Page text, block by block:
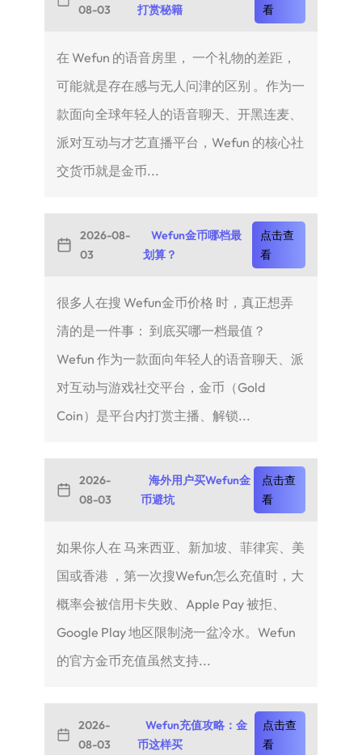
08-03
打赏秘籍
看
在 Wefun 的语音房里， 一个礼物的差距，
可能就是存在感与无人问津的区别 。作为一
款面向全球年轻人的语音聊天、开黑连麦、
派对互动与才艺直播平台，Wefun 的核心社
交货币就是金币...
2026-08-
03
Wefun金币哪档最
划算？
点击查
看
很多人在搜 Wefun金币价格 时，真正想弄
清的是一件事： 到底买哪一档最值？
Wefun 作为一款面向年轻人的语音聊天、派
对互动与游戏社交平台，金币（Gold
Coin）是平台内打赏主播、解锁...
2026-
08-03
海外用户买Wefun金
币避坑
点击查
看
如果你人在 马来西亚、新加坡、菲律宾、美
国或香港 ，第一次搜Wefun怎么充值时，大
概率会被信用卡失败、Apple Pay 被拒、
Google Play 地区限制浇一盆冷水。Wefun
的官方金币充值虽然支持...
2026-
08-03
Wefun充值攻略：金
币这样买
点击查
看